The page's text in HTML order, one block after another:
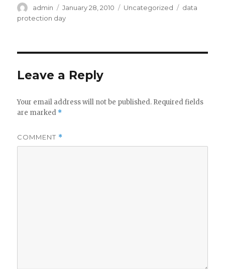
Author
admin
Posted
on
January 28, 2010 Categories
Uncategorized Tags
data
protection day
Leave a Reply
Your email address will not be published. Required fields
are marked *
COMMENT *